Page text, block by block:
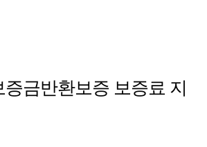
금반환보증 보증료 지